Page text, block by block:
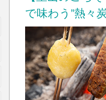
で味わう”熱々